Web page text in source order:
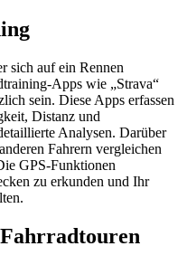
sich auf ein Rennen
Apps wie „Strava“
sein. Diese Apps erfassen
Distanz und
Analysen. Darüber
Fahrern vergleichen
GPS-Funktionen
zu erkunden und Ihr